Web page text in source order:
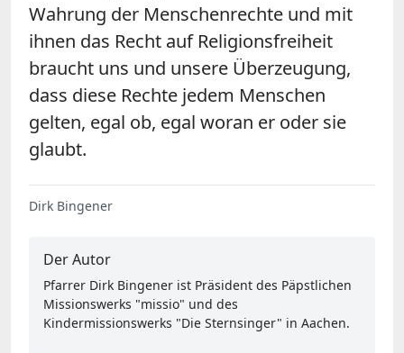
Wahrung der Menschenrechte und mit
ihnen das Recht auf Religionsfreiheit
braucht uns und unsere Überzeugung,
dass diese Rechte jedem Menschen
gelten, egal ob, egal woran er oder sie
glaubt.
Dirk Bingener
Der Autor
Pfarrer Dirk Bingener ist Präsident des Päpstlichen
Missionswerks "missio" und des
Kindermissionswerks "Die Sternsinger" in Aachen.